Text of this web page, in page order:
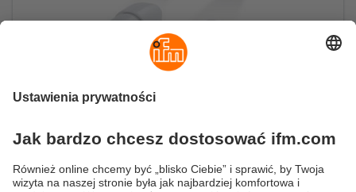
Do zastosowań w obszarach higienicznych
i wilgotnych